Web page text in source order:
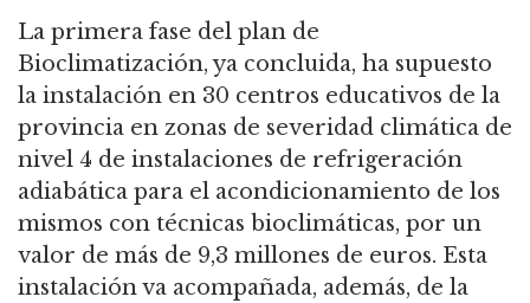
La primera fase del plan de
Bioclimatización, ya concluida, ha supuesto
la instalación en 30 centros educativos de la
provincia en zonas de severidad climática de
nivel 4 de instalaciones de refrigeración
adiabática para el acondicionamiento de los
mismos con técnicas bioclimáticas, por un
valor de más de 9,3 millones de euros. Esta
instalación va acompañada, además, de la